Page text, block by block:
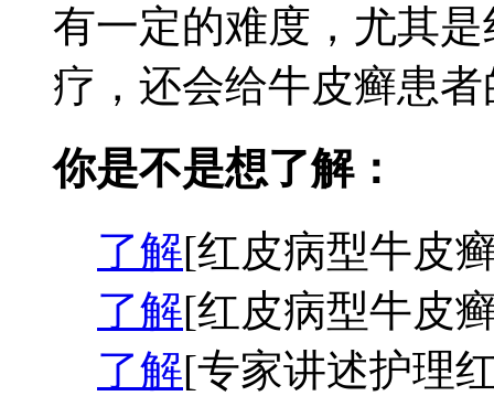
有一定的难度，尤其
疗，还会给牛皮癣患
你是不是想了解：
了解[红皮病型牛皮
了解[红皮病型牛皮
了解[专家讲述护理